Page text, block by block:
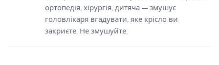
ортопедія, хірургія, дитяча — змушує
головлікаря вгадувати, яке крісло ви
закриєте. Не змушуйте.